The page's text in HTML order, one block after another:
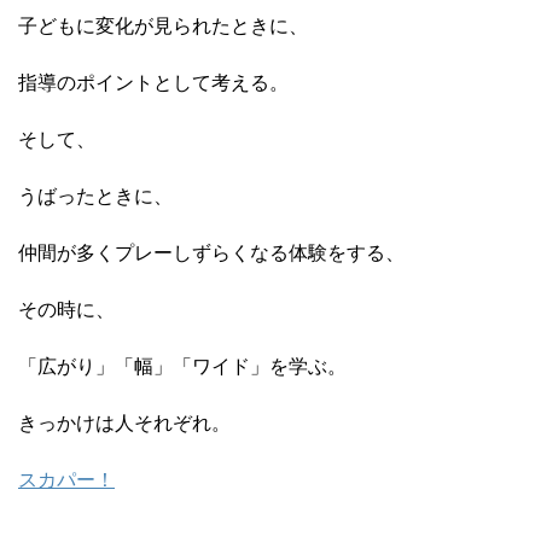
子どもに変化が見られたときに、
指導のポイントとして考える。
そして、
うばったときに、
仲間が多くプレーしずらくなる体験をする、
その時に、
「広がり」「幅」「ワイド」を学ぶ。
きっかけは人それぞれ。
スカパー！